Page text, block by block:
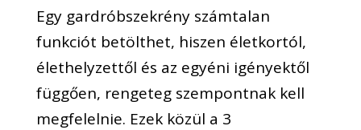
Egy gardróbszekrény számtalan
funkciót betölthet, hiszen életkortól,
élethelyzettől és az egyéni igényektől
függően, rengeteg szempontnak kell
megfelelnie. Ezek közül a 3